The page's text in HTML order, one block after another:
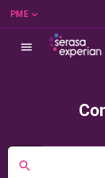
PME